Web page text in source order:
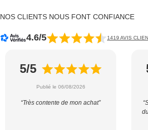
NOS CLIENTS NOUS FONT CONFIANCE
4.6/5 1419 AVIS
5/5
Publié le 06/08/2026
“Très contente de mon achat”